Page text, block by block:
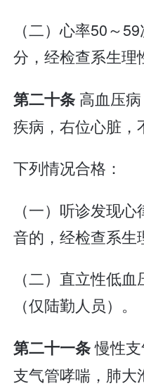
（二）心率50～
分，经检查系生理
第二十条 高血压
疾病，右位心脏，
下列情况合格：
（一）听诊发现
音的，经检查系生
（二）直立性低
（仅陆勤人员）。
第二十一条慢性
支气管哮喘，肺大